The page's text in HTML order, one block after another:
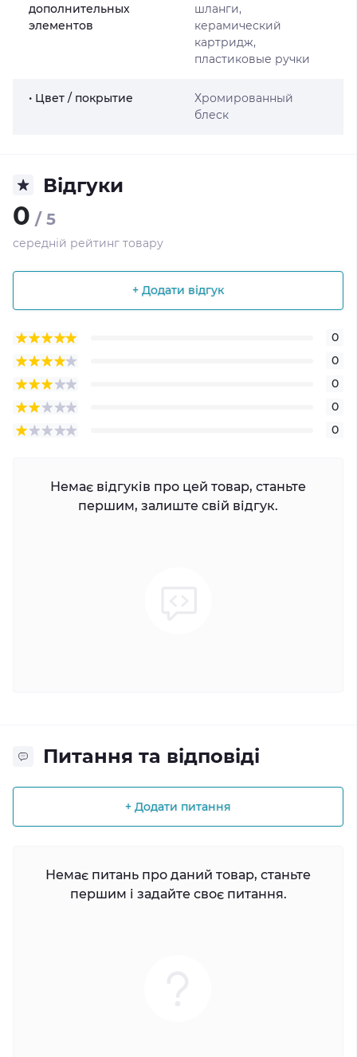
дополнительных
элементов
шланги,
керамический
картридж,
пластиковые ручки
• Цвет / покрытие
Хромированный
блеск
Відгуки
0 / 5
середній рейтинг товару
+ Додати відгук
0
0
0
0
0
Немає відгуків про цей товар, станьте
першим, залиште свій відгук.
Питання та відповіді
+ Додати питання
Немає питань про даний товар, станьте
першим і задайте своє питання.